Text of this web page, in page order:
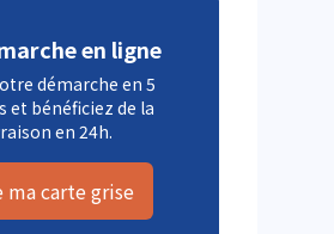
en ligne
démarche en 5
et bénéficiez de la
en 24h.
ma carte grise